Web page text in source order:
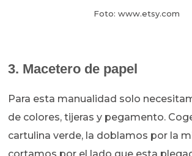
Foto: www.etsy.com
3. Macetero de papel
Para esta manualidad solo
de colores, tijeras y pegamento.
cartulina verde, la doblamos por la
cortamos por el lado que esta